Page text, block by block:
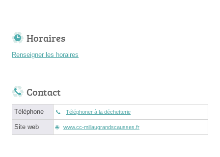
Horaires
Renseigner les horaires
Contact
Téléphone Téléphoner à la déchetterie
Site web www.cc-millaugrandscausses.fr